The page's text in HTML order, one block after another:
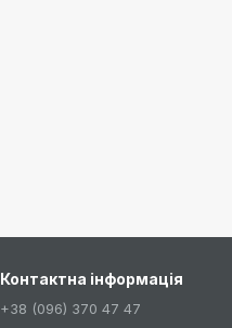
Контактна інформація
+38 (096) 370 47 47